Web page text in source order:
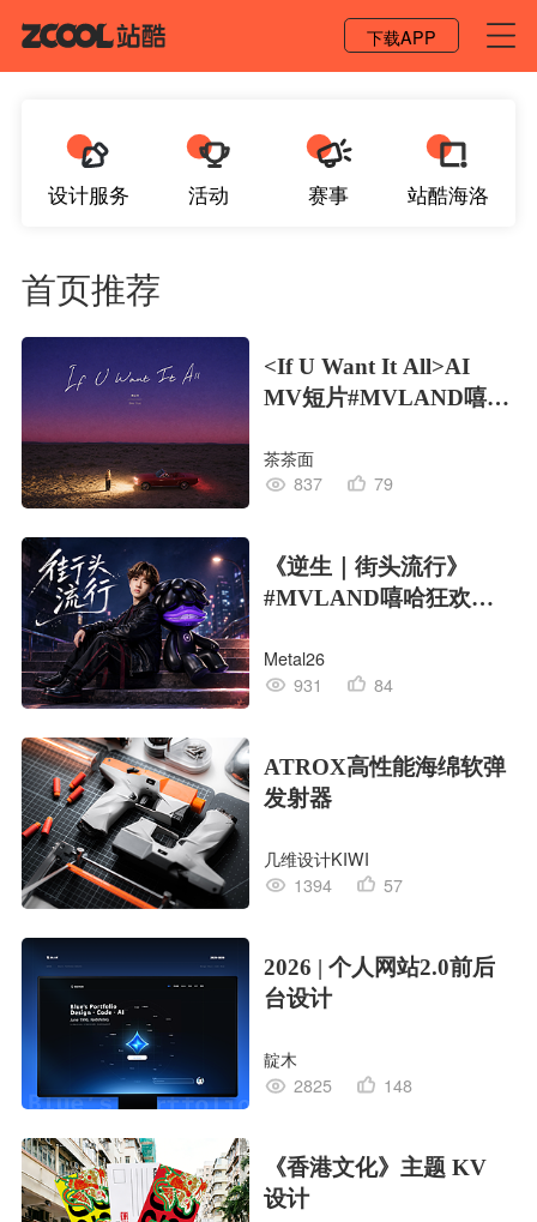
下载APP
设计服务 活动 赛事 站酷海洛
首页推荐
<If U Want It All>AI
MV短片#MVLAND嘻哈
茶茶面
837
79
《逆生｜街头流行》
#MVLAND嘻哈狂欢派
Metal26
931
84
ATROX高性能海绵软弹
发射器
几维设计KIWI
1394
57
2026 | 个人网站2.0前后
台设计
靛木
2825
148
《香港文化》主题 KV
设计